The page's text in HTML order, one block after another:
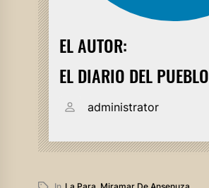
EL AUTOR:
EL DIARIO DEL PUEBLO
administrator